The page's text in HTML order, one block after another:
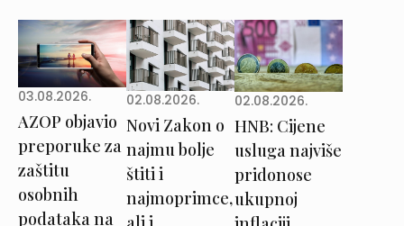
03.08.2026.
AZOP objavio
preporuke za
zaštitu
osobnih
podataka na
02.08.2026.
Novi Zakon o
najmu bolje
štiti i
najmoprimce,
02.08.2026.
HNB: Cijene
usluga najviše
pridonose
ukupnoj